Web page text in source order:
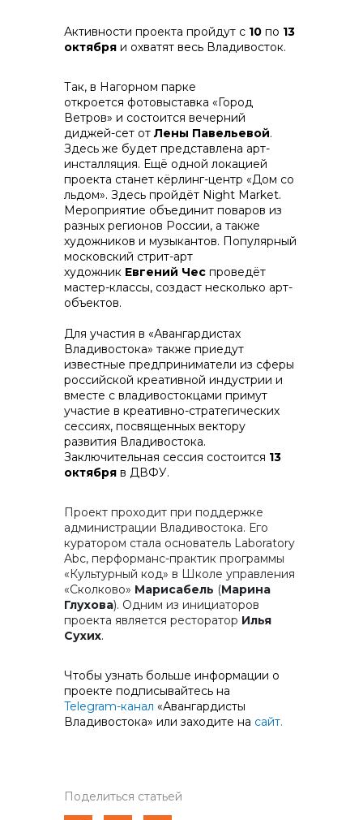
Активности проекта пройдут с 10 по 13
октября и охватят весь Владивосток.
Так, в Нагорном парке
откроется фотовыставка «Город
Ветров» и состоится вечерний
диджей-сет от Лены Павельевой.
Здесь же будет представлена арт-
инсталляция. Ещё одной локацией
проекта станет кёрлинг-центр «Дом со
льдом». Здесь пройдёт Night Market.
Мероприятие объединит поваров из
разных регионов России, а также
художников и музыкантов. Популярный
московский стрит-арт
художник Евгений Чес проведёт
мастер-классы, создаст несколько арт-
объектов.
Для участия в «Авангардистах
Владивостока» также приедут
известные предприниматели из сферы
российской креативной индустрии и
вместе с владивостокцами примут
участие в креативно-стратегических
сессиях, посвященных вектору
развития Владивостока.
Заключительная сессия состоится 13
октября в ДВФУ.
Проект проходит при поддержке
администрации Владивостока. Его
куратором стала основатель Laboratory
Abc, перформанс-практик программы
«Культурный код» в Школе управления
«Сколково» Марисабель (Марина
Глухова). Одним из инициаторов
проекта является ресторатор Илья
Сухих.
Чтобы узнать больше информации о
проекте подписывайтесь на
Telegram-канал «Авангардисты
Владивостока» или заходите на сайт.
Поделиться статьей